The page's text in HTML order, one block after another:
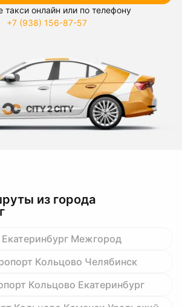
такси онлайн или по телефону
+7 (938) 156-87-57
из города
Екатеринбург Межгород
Кольцово Челябинск
Кольцово Екатеринбург